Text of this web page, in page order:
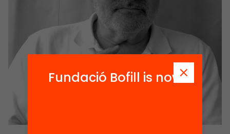
Fundació Bofill is now